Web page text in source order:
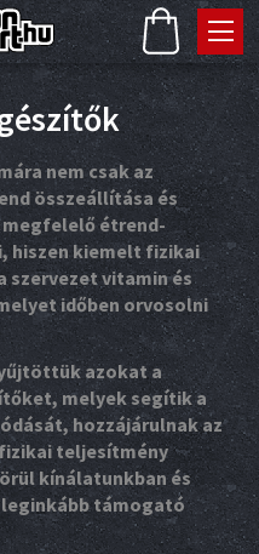
nem csak az
összeállítása és
megfelelő étrend-
hiszen kiemelt fizikai
szervezet vitamin és
időben orvosolni
azokat a
melyek segítik a
hozzájárulnak az
teljesítmény
kínálatunkban és
támogató